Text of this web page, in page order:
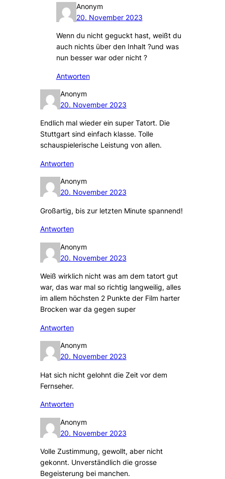
Anonym
20. November 2023
Wenn du nicht geguckt hast, weißt du
auch nichts über den Inhalt ?und was
nun besser war oder nicht ?
Antworten
Anonym
20. November 2023
Endlich mal wieder ein super Tatort. Die
Stuttgart sind einfach klasse. Tolle
schauspielerische Leistung von allen.
Antworten
Anonym
20. November 2023
Großartig, bis zur letzten Minute spannend!
Antworten
Anonym
20. November 2023
Weiß wirklich nicht was am dem tatort gut
war, das war mal so richtig langweilig, alles
im allem höchsten 2 Punkte der Film harter
Brocken war da gegen super
Antworten
Anonym
20. November 2023
Hat sich nicht gelohnt die Zeit vor dem
Fernseher.
Antworten
Anonym
20. November 2023
Volle Zustimmung, gewollt, aber nicht
gekonnt. Unverständlich die grosse
Begeisterung bei manchen.